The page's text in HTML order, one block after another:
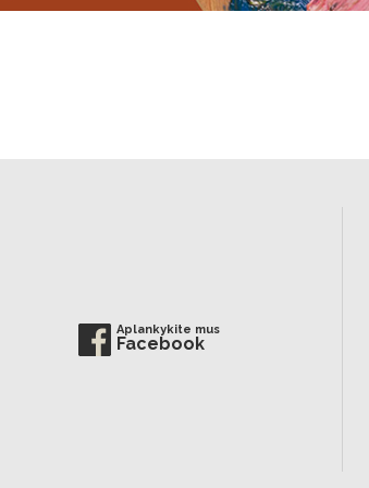
Aplankykite mus
Facebook